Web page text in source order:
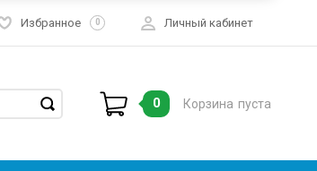
Избранное 0 Личный кабинет
0 Корзина пуста